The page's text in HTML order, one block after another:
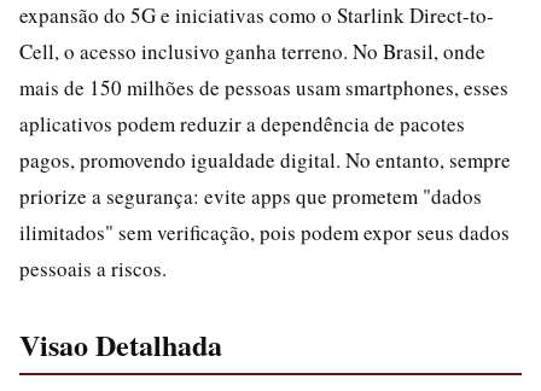
expansão do 5G e iniciativas como o Starlink Direct-to-
Cell, o acesso inclusivo ganha terreno. No Brasil, onde
mais de 150 milhões de pessoas usam smartphones, esses
aplicativos podem reduzir a dependência de pacotes
pagos, promovendo igualdade digital. No entanto, sempre
priorize a segurança: evite apps que prometem "dados
ilimitados" sem verificação, pois podem expor seus dados
pessoais a riscos.
Visao Detalhada